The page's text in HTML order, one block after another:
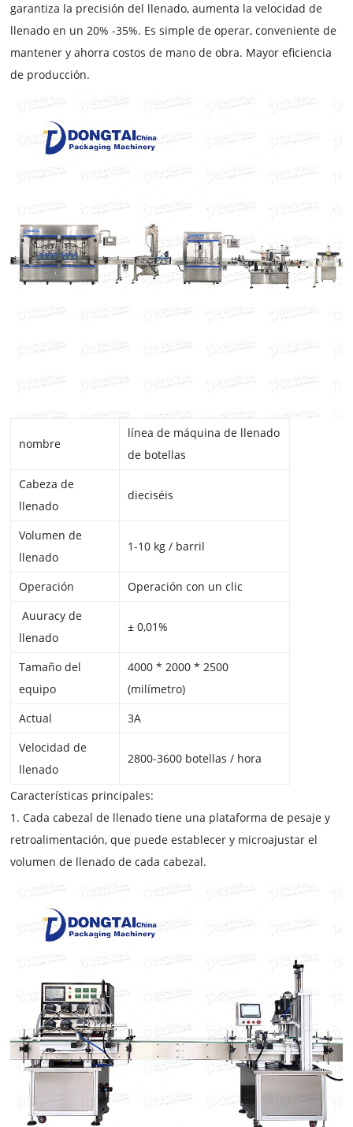
garantiza la precisión del llenado, aumenta la velocidad de
llenado en un 20% -35%. Es simple de operar, conveniente de
mantener y ahorra costos de mano de obra. Mayor eficiencia
de producción.
nombre
línea de máquina de llenado
de botellas
Cabeza de
llenado
dieciséis
Volumen de
llenado
1-10 kg / barril
Operación
Operación con un clic
Auuracy de
llenado
± 0,01%
Tamaño del
equipo
4000 * 2000 * 2500
(milímetro)
Actual
3A
Velocidad de
llenado
2800-3600 botellas / hora
Características principales:
1. Cada cabezal de llenado tiene una plataforma de pesaje y
retroalimentación, que puede establecer y microajustar el
volumen de llenado de cada cabezal.